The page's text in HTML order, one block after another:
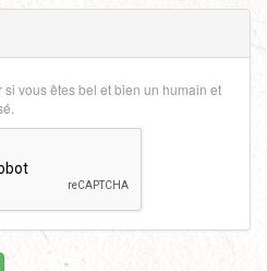
vous êtes bel et bien un humain et